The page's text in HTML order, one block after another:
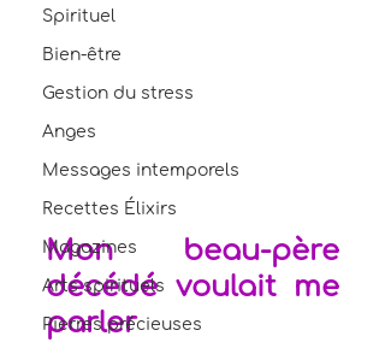
Spirituel
Bien-être
Gestion du stress
Anges
Messages intemporels
Recettes Élixirs
Magazines
Arts spirituels
Pierres précieuses
Mon beau-père
décédé voulait me
parler